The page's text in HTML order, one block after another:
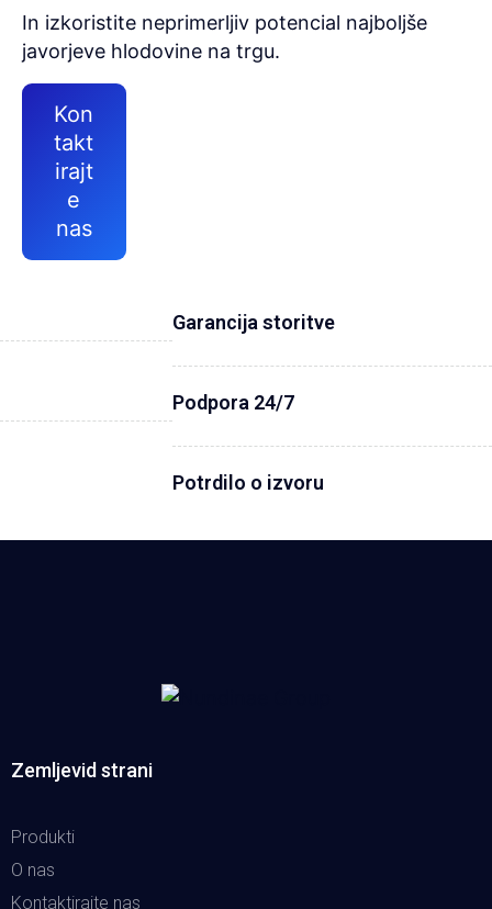
In izkoristite neprimerljiv potencial najboljše
javorjeve hlodovine na trgu.
Kon
takt
irajt
e
nas
Garancija storitve
Podpora 24/7
Potrdilo o izvoru
Zemljevid strani
Produkti
O nas
Kontaktirajte nas